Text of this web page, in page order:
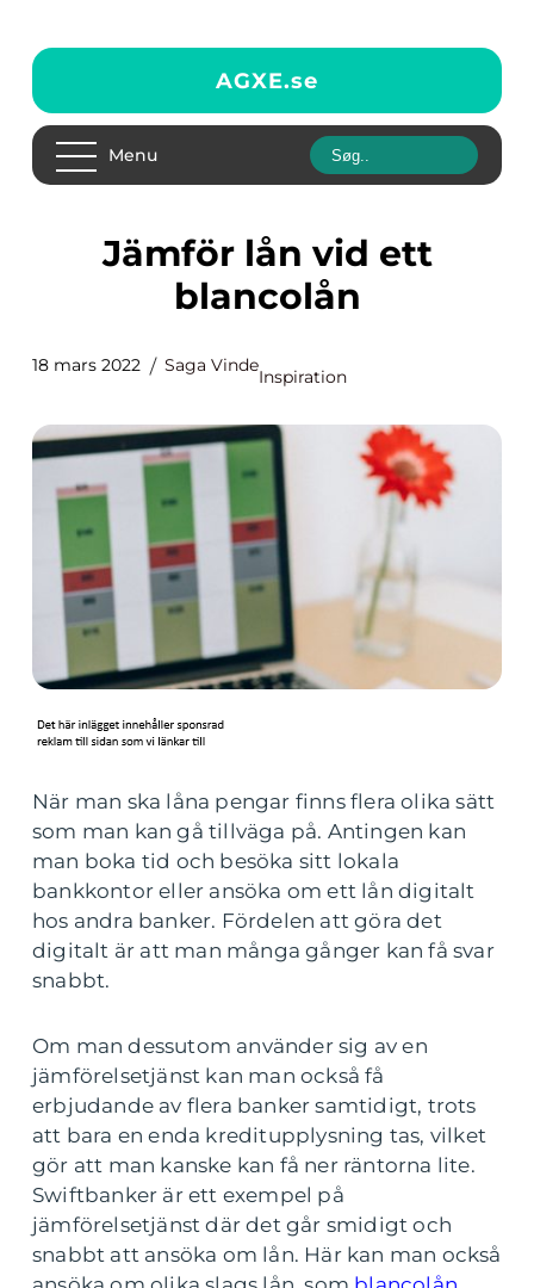
AGXE.se
Menu
Jämför lån vid ett
blancolån
18 mars 2022 Saga Vinde
Inspiration
När man ska låna pengar finns flera olika sätt
som man kan gå tillväga på. Antingen kan
man boka tid och besöka sitt lokala
bankkontor eller ansöka om ett lån digitalt
hos andra banker. Fördelen att göra det
digitalt är att man många gånger kan få svar
snabbt.
Om man dessutom använder sig av en
jämförelsetjänst kan man också få
erbjudande av flera banker samtidigt, trots
att bara en enda kreditupplysning tas, vilket
gör att man kanske kan få ner räntorna lite.
Swiftbanker är ett exempel på
jämförelsetjänst där det går smidigt och
snabbt att ansöka om lån. Här kan man också